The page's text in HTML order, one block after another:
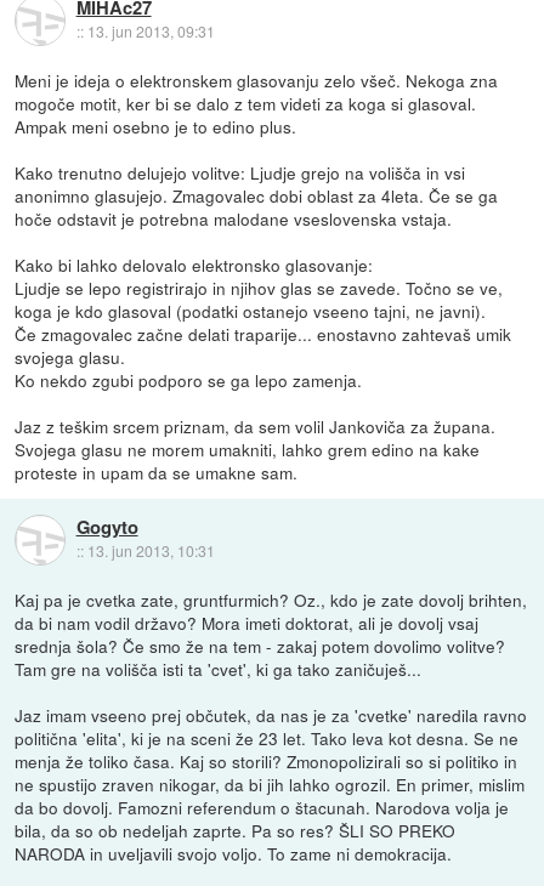
MIHAc27
:: 13. jun 2013, 09:31
Meni je ideja o elektronskem glasovanju zelo všeč. Nekoga zna
mogoče motit, ker bi se dalo z tem videti za koga si glasoval.
Ampak meni osebno je to edino plus.
Kako trenutno delujejo volitve: Ljudje grejo na volišča in vsi
anonimno glasujejo. Zmagovalec dobi oblast za 4leta. Če se ga
hoče odstavit je potrebna malodane vseslovenska vstaja.
Kako bi lahko delovalo elektronsko glasovanje:
Ljudje se lepo registrirajo in njihov glas se zavede. Točno se ve,
koga je kdo glasoval (podatki ostanejo vseeno tajni, ne javni).
Če zmagovalec začne delati traparije... enostavno zahtevaš umik
svojega glasu.
Ko nekdo zgubi podporo se ga lepo zamenja.
Jaz z teškim srcem priznam, da sem volil Jankoviča za župana.
Svojega glasu ne morem umakniti, lahko grem edino na kake
proteste in upam da se umakne sam.
Gogyto
:: 13. jun 2013, 10:31
Kaj pa je cvetka zate, gruntfurmich? Oz., kdo je zate dovolj brihten,
da bi nam vodil državo? Mora imeti doktorat, ali je dovolj vsaj
srednja šola? Če smo že na tem - zakaj potem dovolimo volitve?
Tam gre na volišča isti ta 'cvet', ki ga tako zaničuješ...
Jaz imam vseeno prej občutek, da nas je za 'cvetke' naredila ravno
politična 'elita', ki je na sceni že 23 let. Tako leva kot desna. Se ne
menja že toliko časa. Kaj so storili? Zmonopolizirali so si politiko in
ne spustijo zraven nikogar, da bi jih lahko ogrozil. En primer, mislim
da bo dovolj. Famozni referendum o štacunah. Narodova volja je
bila, da so ob nedeljah zaprte. Pa so res? ŠLI SO PREKO
NARODA in uveljavili svojo voljo. To zame ni demokracija.